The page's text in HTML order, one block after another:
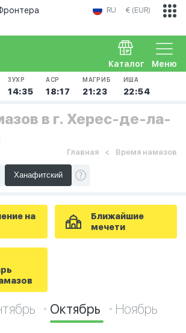
RU € (EUR)
Меню
Каталог
ЗУХР
14:35
АСР
18:17
МАГРИБ
21:23
ИША
22:54
в г. Херес-де-ла-
Главная Время намазов
на
Ближайшие
мечети
Октябрь Ноябрь